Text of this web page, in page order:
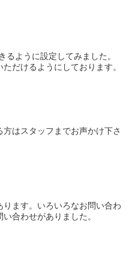
ように設定してみました。
だけるようにしております。
はスタッフまでお声かけ下さ
ます。いろいろなお問い合わ
合わせがありました。